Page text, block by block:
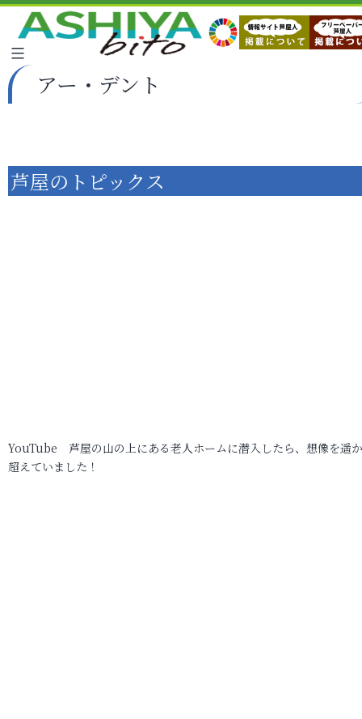
アー・デント
芦屋のトピックス
YouTube 芦屋の山の上にある老人ホームに潜入したら、想像を遥
超えていました！